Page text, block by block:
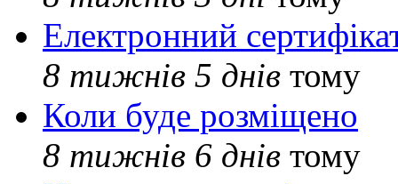
Електронний
8 тижнів 5 днів тому
Коли буде розміщено
8 тижнів 6 днів тому